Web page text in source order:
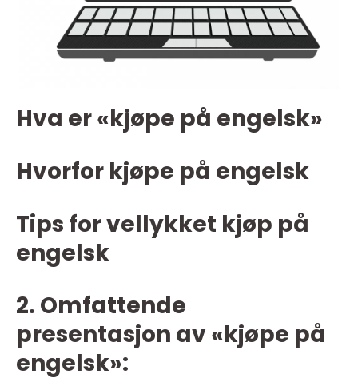
Hva er «kjøpe på engelsk»
Hvorfor kjøpe på engelsk
Tips for vellykket kjøp på
engelsk
2. Omfattende
presentasjon av «kjøpe på
engelsk»: